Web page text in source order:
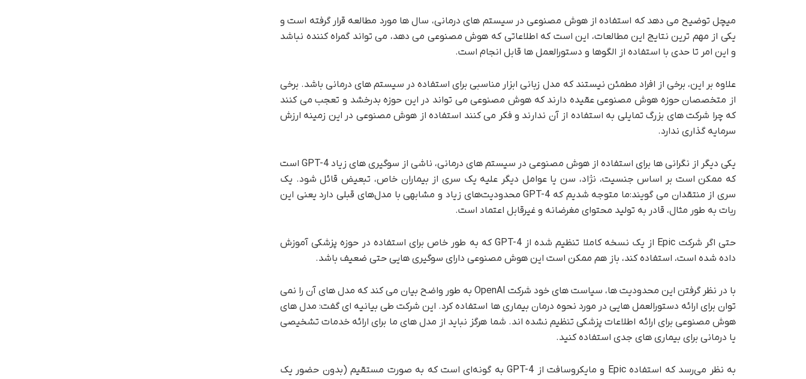
میچل توضیح می دهد که استفاده از هوش مصنوعی در سیستم های درمانی، سال ها مورد مطالعه قرار گرفته است و
یکی از مهم ترین نتایج این مطالعات، این است که اطلاعاتی که هوش مصنوعی می دهد، می تواند گمراه کننده نباشد
و این امر تا حدی با استفاده از الگوها و دستورالعمل ها قابل انجام است.
علاوه بر این، برخی از افراد مطمئن نیستند که مدل زبانی ابزار مناسبی برای استفاده در سیستم های درمانی باشد. برخی
از متخصصان حوزه هوش مصنوعی عقیده دارند که هوش مصنوعی می تواند در این حوزه بدرخشد و تعجب می کنند
که چرا شرکت های بزرگ تمایلی به استفاده از آن ندارند و فکر می کنند استفاده از هوش مصنوعی در این زمینه ارزش
سرمایه گذاری ندارد.
یکی دیگر از نگرانی ها برای استفاده از هوش مصنوعی در سیستم های درمانی، ناشی از سوگیری های زیاد GPT-4 است
که ممکن است بر اساس جنسیت، نژاد، سن یا عوامل دیگر علیه یک سری از بیماران خاص، تبعیض قائل شود. یک
سری از منتقدان می گویند:ما متوجه شدیم که GPT-4 محدودیت‌های زیاد و مشابهی با مدل‌های قبلی دارد یعنی این
ربات به طور مثال، قادر به تولید محتوای مغرضانه و غیرقابل اعتماد است.
حتی اگر شرکت Epic از یک نسخه کاملا تنظیم شده از GPT-4 که به طور خاص برای استفاده در حوزه پزشکی آموزش
داده شده است، استفاده کند، باز هم ممکن است این هوش مصنوعی دارای سوگیری هایی حتی ضعیف باشد.
با در نظر گرفتن این محدودیت ها، سیاست های خود شرکت OpenAI به طور واضح بیان می کند که مدل های آن را نمی
توان برای ارائه دستورالعمل هایی در مورد نحوه درمان بیماری ها استفاده کرد. این شرکت طی بیانیه ای گفت: مدل های
هوش مصنوعی برای ارائه اطلاعات پزشکی تنظیم نشده اند. شما هرگز نباید از مدل های ما برای ارائه خدمات تشخیصی
یا درمانی برای بیماری های جدی استفاده کنید.
به نظر می‌رسد که استفاده Epic و مایکروسافت از GPT-4 به گونه‌ای است که به صورت مستقیم (بدون حضور یک